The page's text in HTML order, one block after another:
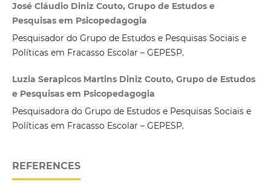
José Cláudio Diniz Couto, Grupo de Estudos e
Pesquisas em Psicopedagogia
Pesquisador do Grupo de Estudos e Pesquisas Sociais e
Políticas em Fracasso Escolar – GEPESP.
Luzia Serapicos Martins Diniz Couto, Grupo de Estudos
e Pesquisas em Psicopedagogia
Pesquisadora do Grupo de Estudos e Pesquisas Sociais e
Políticas em Fracasso Escolar – GEPESP.
REFERENCES